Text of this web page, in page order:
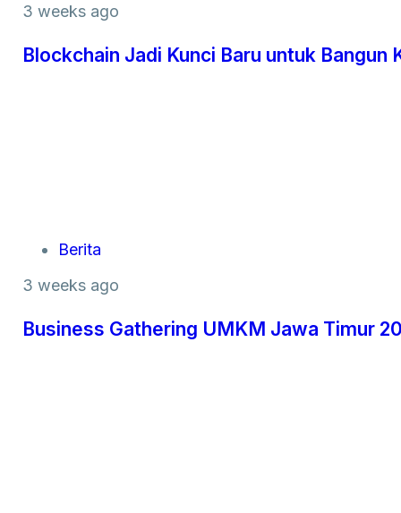
3 weeks ago
Blockchain Jadi Kunci Baru untuk Bangun
Berita
3 weeks ago
Business Gathering UMKM Jawa Timur